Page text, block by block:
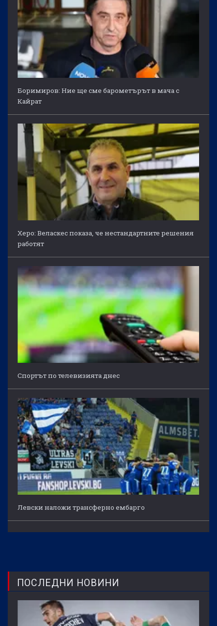
Боримиров: Ние ще сме барометърът в мача с
Кайрат
Херо: Веласкес показа, че нестандартните решения
работят
Спортът по телевизията днес
Левски наложи трансферно ембарго
ПОСЛЕДНИ НОВИНИ